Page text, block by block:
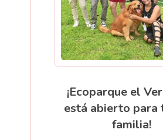
¡Ecoparque el
está abierto para
familia!